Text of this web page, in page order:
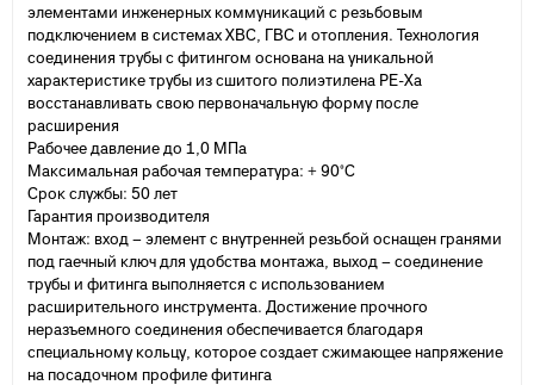
элементами инженерных коммуникаций с резьбовым
подключением в системах ХВС, ГВС и отопления. Технология
соединения трубы с фитингом основана на уникальной
характеристике трубы из сшитого полиэтилена PE-Xa
восстанавливать свою первоначальную форму после
расширения
Рабочее давление до 1,0 МПа
Максимальная рабочая температура: + 90°С
Срок службы: 50 лет
Гарантия производителя
Монтаж: вход – элемент с внутренней резьбой оснащен гранями
под гаечный ключ для удобства монтажа, выход – соединение
трубы и фитинга выполняется с использованием
расширительного инструмента. Достижение прочного
неразъемного соединения обеспечивается благодаря
специальному кольцу, которое создает сжимающее напряжение
на посадочном профиле фитинга